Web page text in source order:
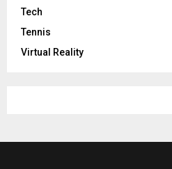
Tech
Tennis
Virtual Reality